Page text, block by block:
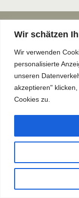
Wir schätzen
Wir verwenden
personalisierte
unseren
akzeptieren"
Cookies zu.
Impressum
Sitemap
Alle